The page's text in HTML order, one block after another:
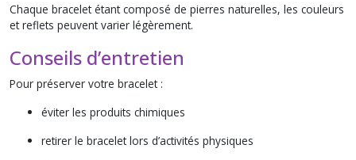
Chaque bracelet étant composé de pierres naturelles, les couleurs
et reflets peuvent varier légèrement.
Conseils d’entretien
Pour préserver votre bracelet :
éviter les produits chimiques
retirer le bracelet lors d’activités physiques